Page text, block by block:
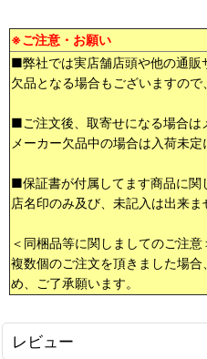
※ご注意・お願い
■弊社では実店舗店頭や他の通販
欠品となる場合もございますので
■ご注文後、取寄せになる場合は
メーカー欠品中の場合は入荷未
■保証書が付属してます商品に関
店名印のみ及び、未記入は出来ま
＜同梱品等に関しましてのご注意
複数個のご注文を頂きました場
め、ご了承願います。
レビュー